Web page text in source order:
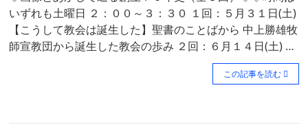
いずれも土曜日 ２：００～３：３０ １回：５月３１日(土)
【こうして教会は誕生した】聖書のことばから 中上勝雄牧
師宣教団から誕生した教会の歩み ２回：６月１４日(土) …
この記事を読む